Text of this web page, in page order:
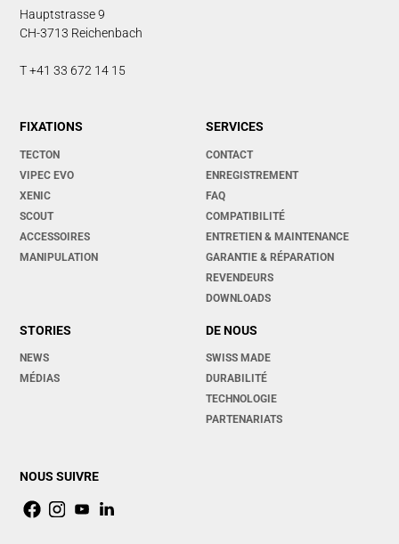
Hauptstrasse 9
CH-3713 Reichenbach
T +41 33 672 14 15
FIXATIONS
TECTON
VIPEC EVO
XENIC
SCOUT
ACCESSOIRES
MANIPULATION
SERVICES
CONTACT
ENREGISTREMENT
FAQ
COMPATIBILITÉ
ENTRETIEN & MAINTENANCE
GARANTIE & RÉPARATION
REVENDEURS
DOWNLOADS
STORIES
NEWS
MÉDIAS
DE NOUS
SWISS MADE
DURABILITÉ
TECHNOLOGIE
PARTENARIATS
NOUS SUIVRE